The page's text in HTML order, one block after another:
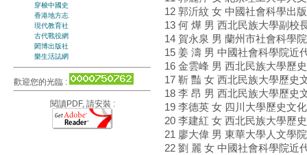
12 郭沂紋 女 中國社會科學出
13 何 燁 男 西北民族大學副校
14 賀永泉 男 蘭州市社會科學
15 姜 濤 男 中國社會科學院近
16 金雲峰 男 西北民族大學歷
17 靳 豔 女 西北民族大學歷史
18 李 昂 男 西北民族大學歷史
19 李德英 女 四川大學歷史文
20 李建紅 女 西北民族大學歷
21 廖大偉 男 東華大學人文學
22 劉 麗 女 中國社會科學院近
穿梭中國史
香港地方志
現代教育社
古代戰役網
閎博出版社
樂生活誌網
歡迎您的光臨 :
閱讀PDF, 請安裝 :